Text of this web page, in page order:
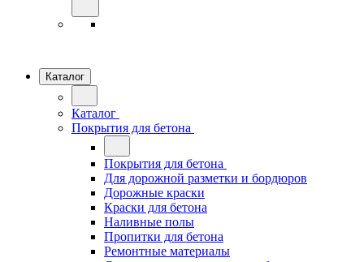
Каталог
Каталог
Покрытия для бетона
Покрытия для бетона
Для дорожной разметки и бордюров
Дорожные краски
Краски для бетона
Наливные полы
Пропитки для бетона
Ремонтные материалы